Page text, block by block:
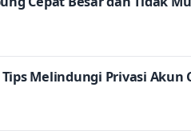
Melindungi Privasi Akun